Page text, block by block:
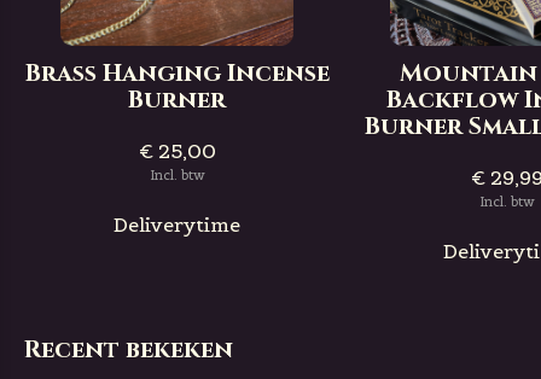
Brass Hanging Incense
Burner
€ 25,00
Incl. btw
Deliverytime
Mountain
Backflow
Burner
€
Incl. btw
Recent bekeken